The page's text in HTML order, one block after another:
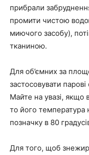
прибрали
промити чистою
миючого засобу),
тканиною.
Для об’ємних за
застосовувати
Майте на увазі, якщо
то його
позначку в 80
Для того, щоб